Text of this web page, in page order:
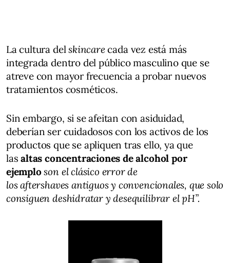
La cultura delskincarecada vez está más
integrada dentro del público masculino que se
atreve con mayor frecuencia a probar nuevos
tratamientos cosméticos.
Sin embargo, si se afeitan con asiduidad,
deberían ser cuidadosos con los activos de los
productos que se apliquen tras ello, ya que
lasaltas concentraciones de alcohol por
ejemploson el clásico error de
los aftershaves antiguos y convencionales, que solo
consiguen deshidratar y desequilibrar el pH”.